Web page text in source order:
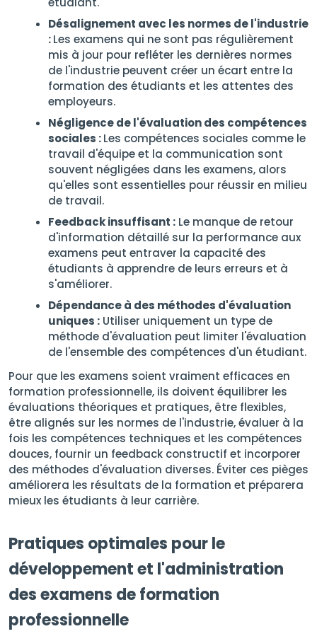
Désalignement avec les normes de l'industrie
:Les examens qui ne sont pas régulièrement
mis à jour pour refléter les dernières normes
de l'industrie peuvent créer un écart entre la
formation des étudiants et les attentes des
employeurs.
Négligence de l'évaluation des compétences
sociales :Les compétences sociales comme le
travail d'équipe et la communication sont
souvent négligées dans les examens, alors
qu'elles sont essentielles pour réussir en milieu
de travail.
Feedback insuffisant : Le manque de retour
d'information détaillé sur la performance aux
examens peut entraver la capacité des
étudiants à apprendre de leurs erreurs et à
s'améliorer.
Dépendance à des méthodes d'évaluation
uniques : Utiliser uniquement un type de
méthode d'évaluation peut limiter l'évaluation
de l'ensemble des compétences d'un étudiant.
Pour que les examens soient vraiment efficaces en
formation professionnelle, ils doivent équilibrer les
évaluations théoriques et pratiques, être flexibles,
être alignés sur les normes de l'industrie, évaluer à la
fois les compétences techniques et les compétences
douces, fournir un feedback constructif et incorporer
des méthodes d'évaluation diverses. Éviter ces pièges
améliorera les résultats de la formation et préparera
mieux les étudiants à leur carrière.
Pratiques optimales pour le
développement et l'administration
des examens de formation
professionnelle